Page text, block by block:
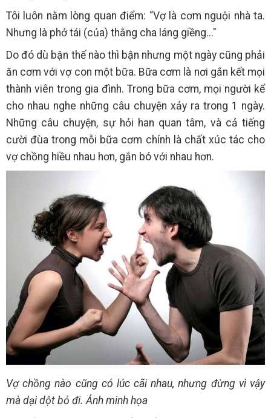
Tôi luôn nằm lòng quan điểm: “Vợ là cơm nguội nhà ta.
Nhưng là phở tái (của) thằng cha láng giềng..."
Do đó dù bận thế nào thì bận nhưng một ngày cũng phải
ăn cơm với vợ con một bữa. Bữa cơm là nơi gắn kết mọi
thành viên trong gia đình. Trong bữa cơm, mọi người kể
cho nhau nghe những câu chuyện xảy ra trong 1 ngày.
Những câu chuyện, sự hỏi han quan tâm, và cả tiếng
cười đùa trong mỗi bữa cơm chính là chất xúc tác cho
vợ chồng hiều nhau hơn, gắn bó với nhau hơn.
Vợ chồng nào cũng có lúc cãi nhau, nhưng đừng vì vậy
mà dại dột bỏ đi. Ảnh minh họa